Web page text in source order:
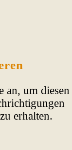
an, um diesen
erhalten.